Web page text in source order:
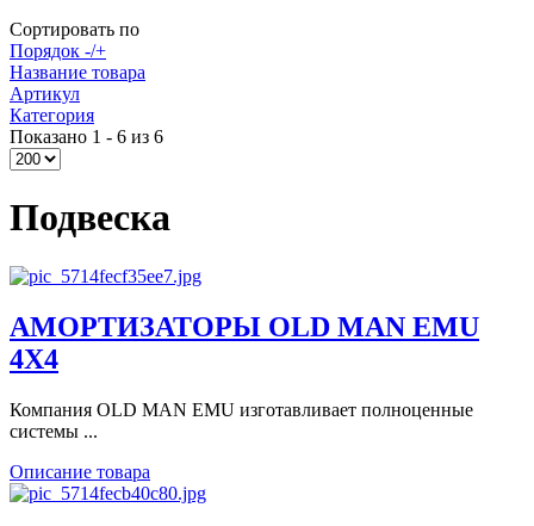
Сортировать по
Порядок -/+
Название товара
Артикул
Категория
Показано 1 - 6 из 6
Подвеска
АМОРТИЗАТОРЫ OLD MAN EMU
4X4
Компания OLD MAN EMU изготавливает полноценные
системы ...
Описание товара